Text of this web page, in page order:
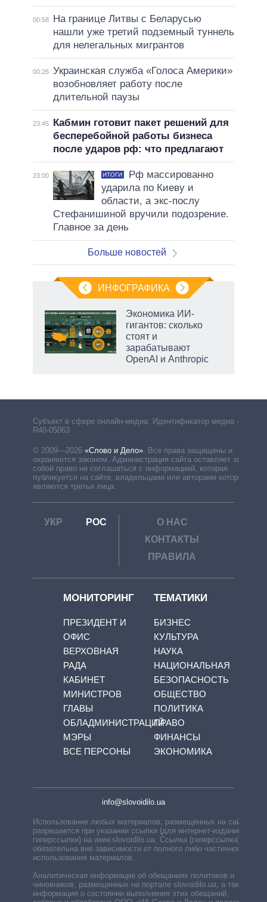
00:58
На границе Литвы с Беларусью
нашли уже третий подземный туннель
для нелегальных мигрантов
00:26 Украинская служба «Голоса Америки»
возобновляет работу после
длительной паузы
23:45
Кабмин готовит пакет решений для
бесперебойной работы бизнеса
после ударов рф: что предлагают
23:00 ИТОГИ
Рф массированно
ударила по Киеву и
области, а экс-послу
Стефанишиной вручили подозрение.
Главное за день
Больше новостей
ИНФОГРАФИКА
Экономика ИИ-
гигантов: сколько
стоят и
зарабатывают
OpenAI и Anthropic
Субъект в сфере онлайн-медиа. Идентификатор медиа –
R40-05063
© 2009—2026 «Слово и Дело». Все права защищены и
охраняются законом. Администрация сайта оставляет за
собой право не соглашаться с информацией, которая
публикуется на сайте, владельцами или авторами которой
являются третьи лица.
УКР РОС
О НАС
КОНТАКТЫ
ПРАВИЛА
МОНИТОРИНГ
ПРЕЗИДЕНТ И
ОФИС
ВЕРХОВНАЯ
РАДА
КАБИНЕТ
МИНИСТРОВ
ГЛАВЫ
ОБЛАДМИНИСТРАЦИЙ
МЭРЫ
ВСЕ ПЕРСОНЫ
ТЕМАТИКИ
БИЗНЕС
КУЛЬТУРА
НАУКА
НАЦИОНАЛЬНАЯ
БЕЗОПАСНОСТЬ
ОБЩЕСТВО
ПОЛИТИКА
ПРАВО
ФИНАНСЫ
ЭКОНОМИКА
info@slovoidilo.ua
Использование любых материалов, размещённых на сайте,
разрешается при указании ссылки (для интернет-изданий —
гиперссылки) на www.slovoidilo.ua. Ссылка (гиперссылка)
обязательна вне зависимости от полного либо частичного
использования материалов.
Аналитическая информация об обещаниях политиков и
чиновников, размещенных на портале slovoidilo.ua, а также
информация о состоянии выполнения этих обещаний,